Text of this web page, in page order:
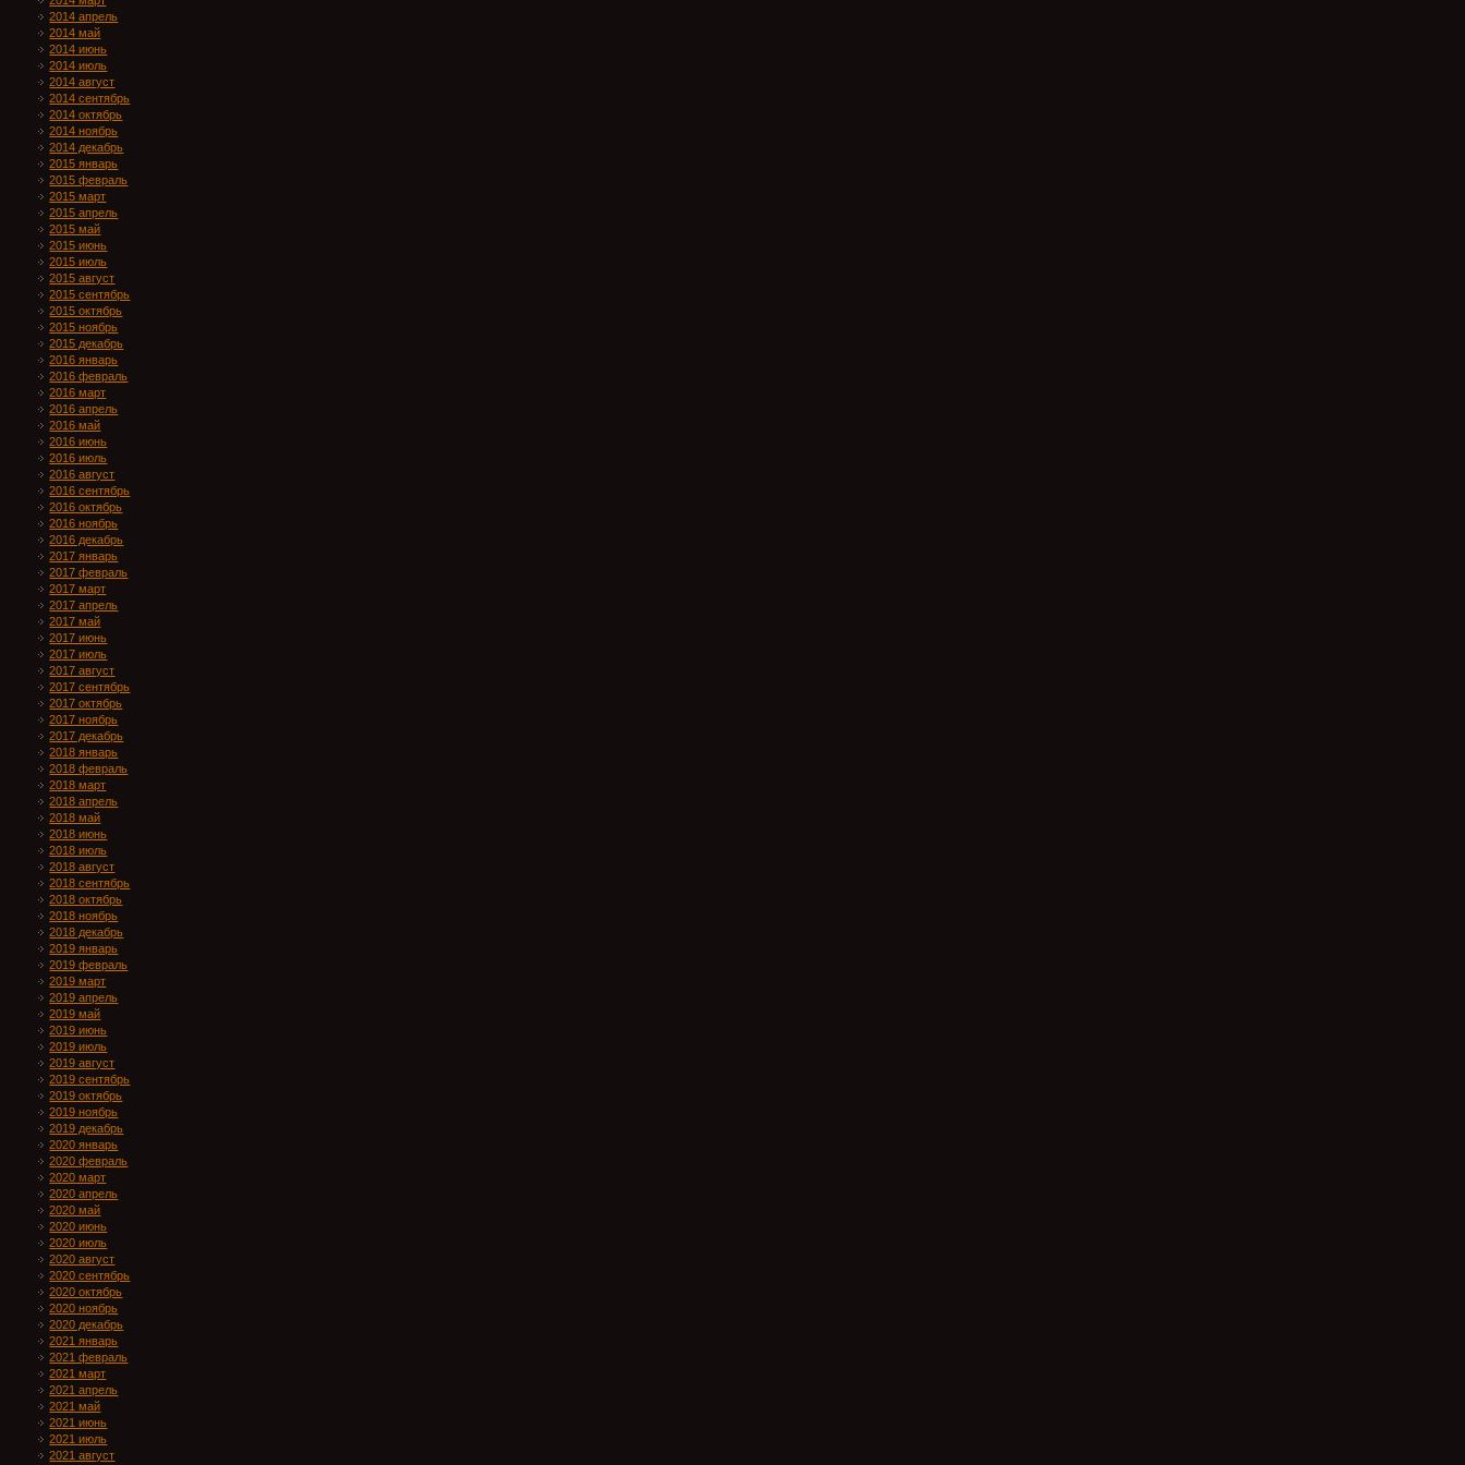
2014 апрель
2014 май
2014 июнь
2014 июль
2014 август
2014 сентябрь
2014 октябрь
2014 ноябрь
2014 декабрь
2015 январь
2015 февраль
2015 март
2015 апрель
2015 май
2015 июнь
2015 июль
2015 август
2015 сентябрь
2015 октябрь
2015 ноябрь
2015 декабрь
2016 январь
2016 февраль
2016 март
2016 апрель
2016 май
2016 июнь
2016 июль
2016 август
2016 сентябрь
2016 октябрь
2016 ноябрь
2016 декабрь
2017 январь
2017 февраль
2017 март
2017 апрель
2017 май
2017 июнь
2017 июль
2017 август
2017 сентябрь
2017 октябрь
2017 ноябрь
2017 декабрь
2018 январь
2018 февраль
2018 март
2018 апрель
2018 май
2018 июнь
2018 июль
2018 август
2018 сентябрь
2018 октябрь
2018 ноябрь
2018 декабрь
2019 январь
2019 февраль
2019 март
2019 апрель
2019 май
2019 июнь
2019 июль
2019 август
2019 сентябрь
2019 октябрь
2019 ноябрь
2019 декабрь
2020 январь
2020 февраль
2020 март
2020 апрель
2020 май
2020 июнь
2020 июль
2020 август
2020 сентябрь
2020 октябрь
2020 ноябрь
2020 декабрь
2021 январь
2021 февраль
2021 март
2021 апрель
2021 май
2021 июнь
2021 июль
2021 август